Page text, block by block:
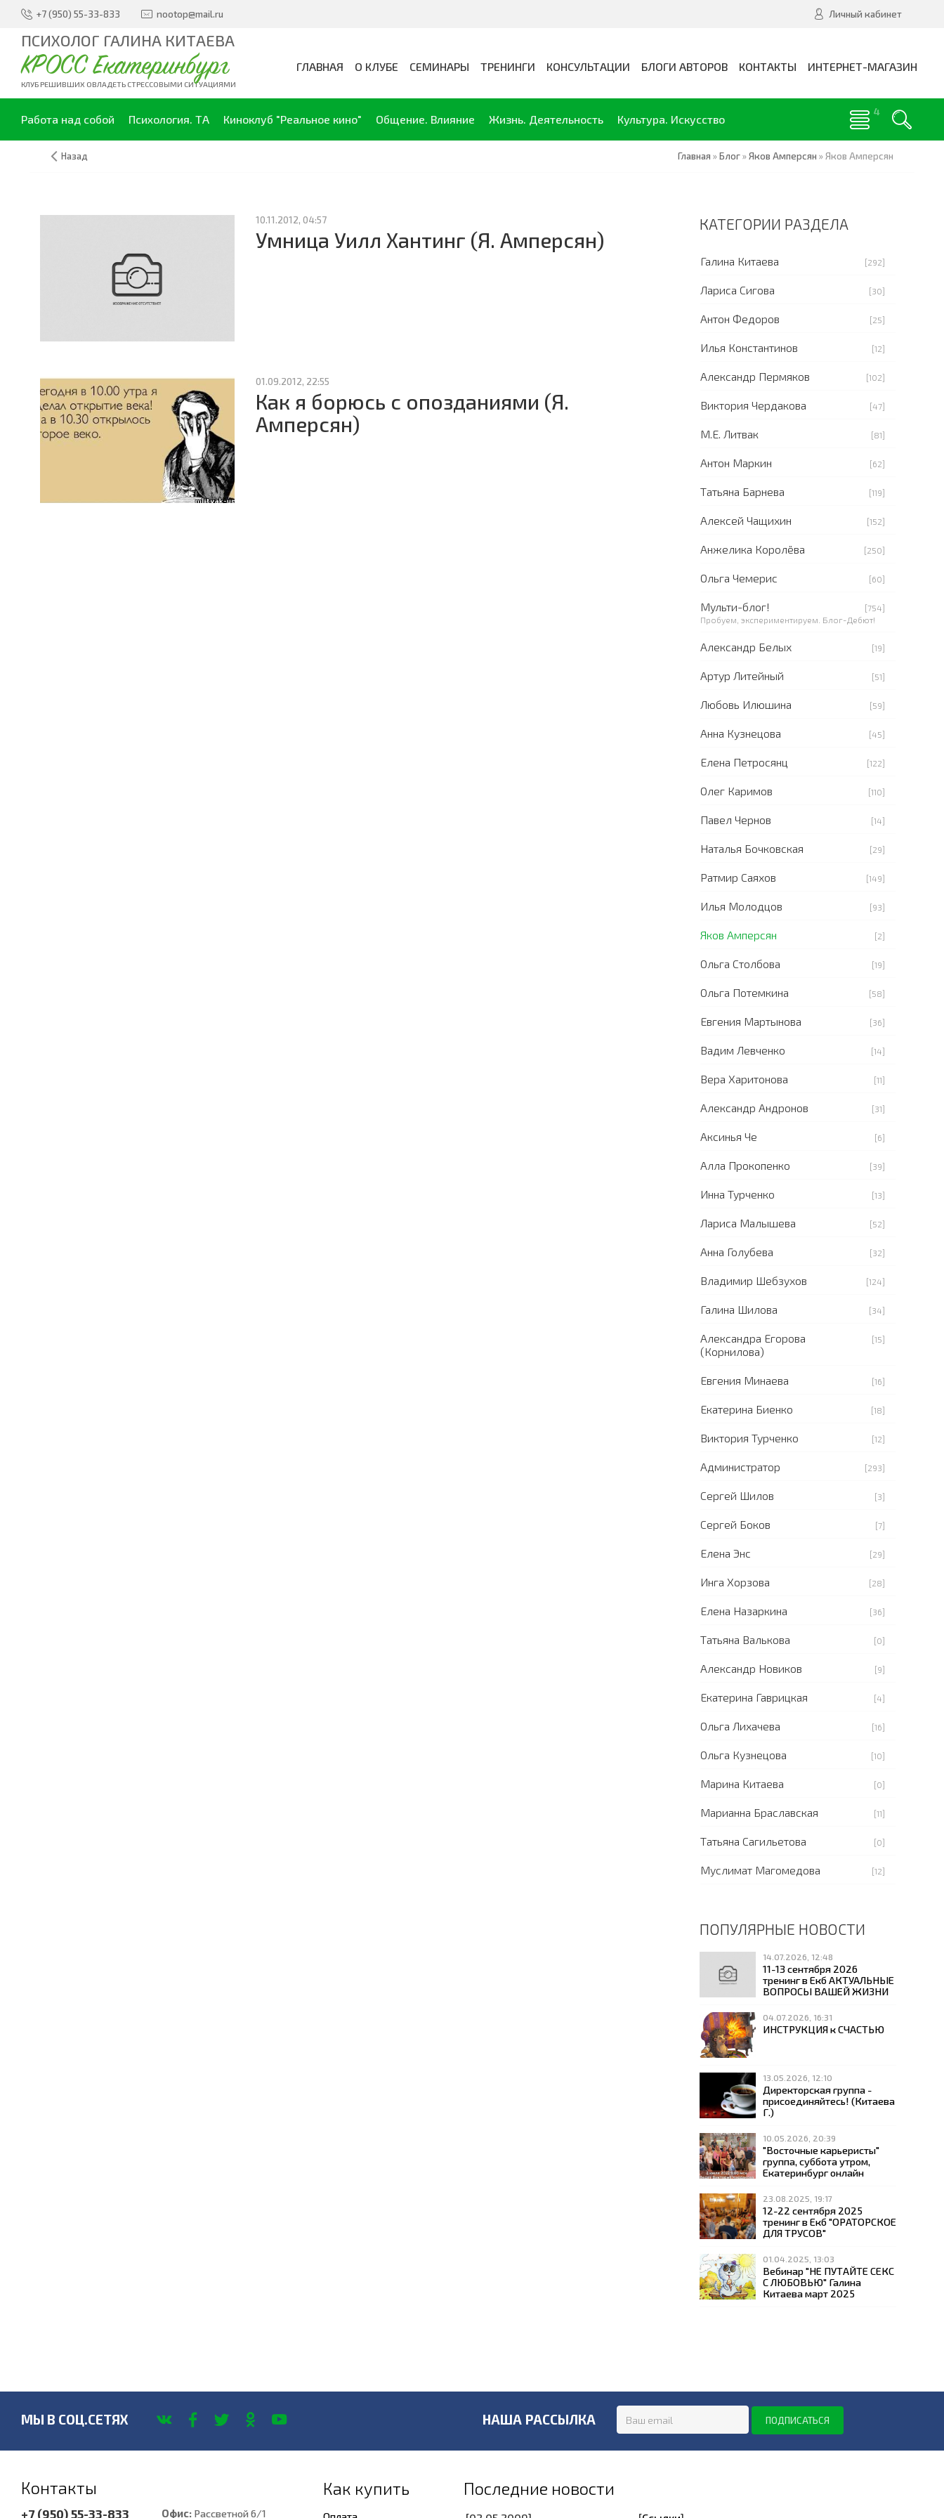
+7 (950) 55-33-833 nootop@mail.ru Личный кабинет
ПСИХОЛОГ ГАЛИНА КИТАЕВА
КРОСС Екатеринбург
КЛУБ РЕШИВШИХ ОВЛАДЕТЬ СТРЕССОВЫМИ СИТУАЦИЯМИ
ГЛАВНАЯ О КЛУБЕ СЕМИНАРЫ ТРЕНИНГИ КОНСУЛЬТАЦИИ БЛОГИ АВТОРОВ КОНТАКТЫ ИНТЕРНЕТ-МАГАЗИН
Работа над собой Психология. ТА Киноклуб "Реальное кино" Общение. Влияние Жизнь. Деятельность Культура. Искусство
Назад Главная »Блог»Яков Амперсян » Яков Амперсян
10.11.2012, 04:57
Умница Уилл Хантинг (Я. Амперсян)
01.09.2012, 22:55
Как я борюсь с опозданиями (Я.
Амперсян)
КАТЕГОРИИ РАЗДЕЛА
Галина Китаева [292]
Лариса Сигова [30]
Антон Федоров [25]
Илья Константинов [12]
Александр Пермяков [102]
Виктория Чердакова [47]
М.Е. Литвак [81]
Антон Маркин [62]
Татьяна Барнева [119]
Алексей Чащихин [152]
Анжелика Королёва [250]
Ольга Чемерис [60]
Мульти-блог!
[754]
Пробуем, экспериментируем. Блог-Дебют!
Александр Белых [19]
Артур Литейный [51]
Любовь Илюшина [59]
Анна Кузнецова [45]
Елена Петросянц [122]
Олег Каримов [110]
Павел Чернов [14]
Наталья Бочковская [29]
Ратмир Саяхов [149]
Илья Молодцов [93]
Яков Амперсян [2]
Ольга Столбова [19]
Ольга Потемкина [58]
Евгения Мартынова [36]
Вадим Левченко [14]
Вера Харитонова [11]
Александр Андронов [31]
Аксинья Че [6]
Алла Прокопенко [39]
Инна Турченко [13]
Лариса Малышева [52]
Анна Голубева [32]
Владимир Шебзухов [124]
Галина Шилова [34]
Александра Егорова
(Корнилова)
[15]
Евгения Минаева [16]
Екатерина Биенко [18]
Виктория Турченко [12]
Администратор [293]
Сергей Шилов [3]
Сергей Боков [7]
Елена Энс [29]
Инга Хорзова [28]
Елена Назаркина [36]
Татьяна Валькова [0]
Александр Новиков [9]
Екатерина Гаврицкая [4]
Ольга Лихачева [16]
Ольга Кузнецова [10]
Марина Китаева [0]
Марианна Браславская [11]
Татьяна Сагильетова [0]
Муслимат Магомедова [12]
ПОПУЛЯРНЫЕ НОВОСТИ
14.07.2026, 12:48
11-13 сентября 2026
тренинг в Екб АКТУАЛЬНЫЕ
ВОПРОСЫ ВАШЕЙ ЖИЗНИ
04.07.2026, 16:31
ИНСТРУКЦИЯ к СЧАСТЬЮ
13.05.2026, 12:10
Директорская группа -
присоединяйтесь! (Китаева
Г.)
10.05.2026, 20:39
"Восточные карьеристы"
группа, суббота утром,
Екатеринбург онлайн
23.08.2025, 19:17
12-22 сентября 2025
тренинг в Екб "ОРАТОРСКОЕ
ДЛЯ ТРУСОВ"
01.04.2025, 13:03
Вебинар "НЕ ПУТАЙТЕ СЕКС
С ЛЮБОВЬЮ" Галина
Китаева март 2025
МЫ В СОЦ.СЕТЯХ НАША РАССЫЛКА
Контакты
+7 (950) 55-33-833 Офис: Рассветной 6/1
Как купить Последние новости